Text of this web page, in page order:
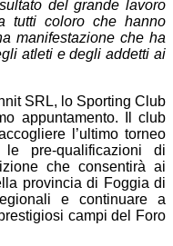
del grande lavoro
tutti coloro che hanno
manifestazione che ha
atleti e degli addetti ai
SRL, lo Sporting Club
appuntamento. Il club
l’ultimo torneo
le pre-qualificazioni di
che consentirà ai
provincia di Foggia di
e continuare a
campi del Foro